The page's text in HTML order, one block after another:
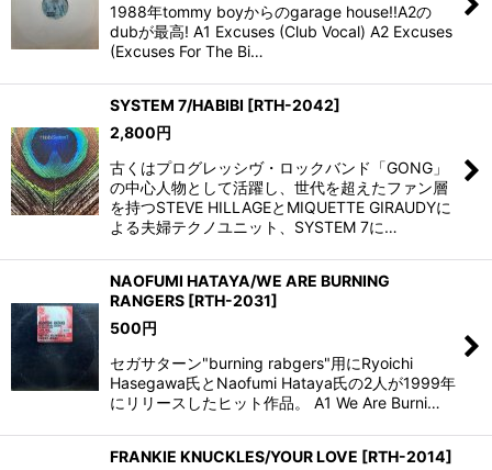
1988年tommy boyからのgarage house!!A2の
dubが最高! A1 Excuses (Club Vocal) A2 Excuses
(Excuses For The Bi…
SYSTEM 7/HABIBI [RTH-2042]
2,800円
古くはプログレッシヴ・ロックバンド「GONG」
の中心人物として活躍し、世代を超えたファン層
を持つSTEVE HILLAGEとMIQUETTE GIRAUDYに
よる夫婦テクノユニット、SYSTEM 7に…
NAOFUMI HATAYA/WE ARE BURNING
RANGERS [RTH-2031]
500円
セガサターン"burning rabgers"用にRyoichi
Hasegawa氏とNaofumi Hataya氏の2人が1999年
にリリースしたヒット作品。 A1 We Are Burni…
FRANKIE KNUCKLES/YOUR LOVE [RTH-2014]